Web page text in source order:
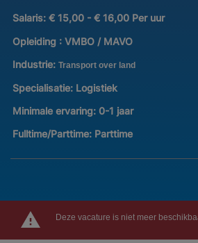
Salaris: € 15,00 - € 16,00 Per uur
Opleiding : VMBO / MAVO
Industrie: Transport over land
Specialisatie: Logistiek
Minimale ervaring: 0-1 jaar
Fulltime/Parttime: Parttime
Deze vacature is niet meer